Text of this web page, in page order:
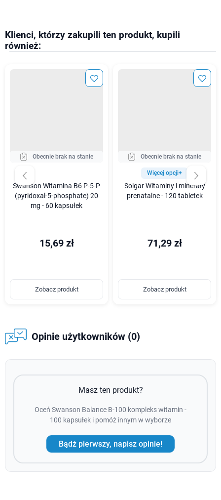
Klienci, którzy zakupili ten produkt, kupili
również:
Obecnie brak na stanie
Swanson Witamina B6 P-5-P
(pyridoxal-5-phosphate) 20
mg - 60 kapsułek
15,69 zł
Zobacz produkt
Obecnie brak na stanie
Więcej opcji+
Solgar Witaminy i minerały
prenatalne - 120 tabletek
71,29 zł
Zobacz produkt
Opinie użytkowników (0)
Masz ten produkt?
Oceń Swanson Balance B-100 kompleks witamin -
100 kapsułek i pomóż innym w wyborze
Bądź pierwszy, napisz opinie!